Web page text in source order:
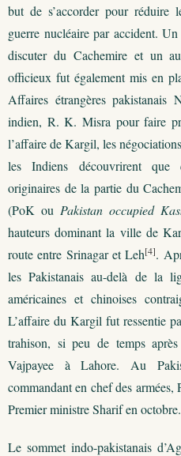
but de s’accorder pour réduire
guerre nucléaire par accident.
discuter du Cachemire et un
officieux fut également mis en
Affaires étrangères
indien, R. K. Misra pour faire
l’affaire de Kargil, les
les Indiens découvrirent que
originaires de la partie du
(PoK ou Pakistan occupied
hauteurs dominant la ville de
route entre Srinagar et Leh[4].
les Pakistanais au-delà de la
américaines et chinoises
L’affaire du Kargil fut ressentie
trahison, si peu de temps
Vajpayee à Lahore. Au
commandant en chef des
Premier ministre Sharif en octobre.
Le sommet indo-pakistanais